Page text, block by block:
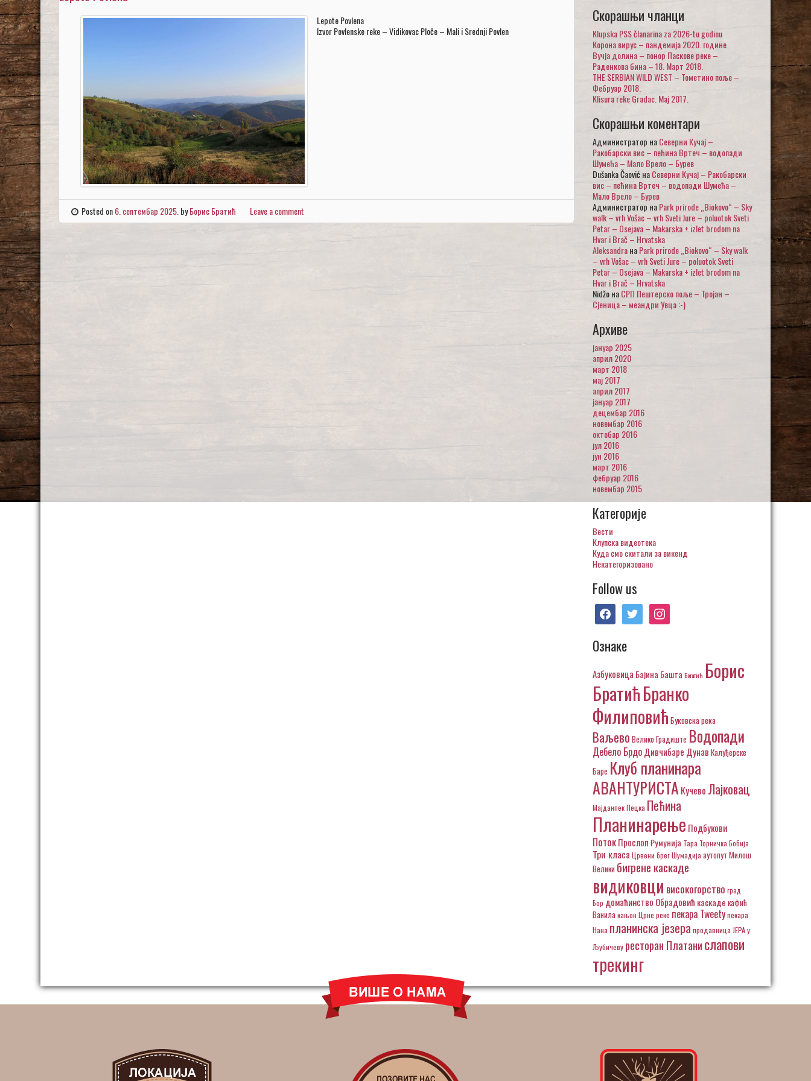
Lepote Povlena
Izvor Povlenske reke – Vidikovac Ploče – Mali i Srednji Povlen
Posted on6. септембар 2025. byБорис Братић Leave a comment
Скорашњи чланци
Klupska PSS članarina za 2026-tu godinu
Корона вирус – пандемија 2020. године
Вучја долина – понор Паскове реке –
Раденкова бина – 18. Март 2018.
THE SERBIAN WILD WEST – Тометино поље –
Фебруар 2018.
Klisura reke Gradac. Maj 2017.
Скорашњи коментари
Администратор наСеверни Кучај –
Ракобарски вис – пећина Вртеч – водопади
Шумећа – Мало Врело – Бурев
Dušanka ČaovićнаСеверни Кучај – Ракобарски
вис – пећина Вртеч – водопади Шумећа –
Мало Врело – Бурев
Администратор наPark prirode „Biokovo“ – Sky
walk – vrh Vošac – vrh Sveti Jure – poluotok Sveti
Petar – Osejava – Makarska + izlet brodom na
Hvar i Brač – Hrvatska
AleksandraнаPark prirode „Biokovo“ – Sky walk
– vrh Vošac – vrh Sveti Jure – poluotok Sveti
Petar – Osejava – Makarska + izlet brodom na
Hvar i Brač – Hrvatska
NidžoнаСРП Пештерско поље – Тројан –
Сјеница – меандри Увца :-)
Архиве
јануар 2025
април 2020
март 2018
мај 2017
април 2017
јануар 2017
децембар 2016
новембар 2016
октобар 2016
јул 2016
јун 2016
март 2016
фебруар 2016
новембар 2015
Категорије
Вести
Клупска видеотека
Куда смо скитали за викенд
Некатегоризовано
Follow us
facebooktwitter instagram
Ознаке
Азбуковица Бајина Башта Богатић Борис
БратићБранко
Филиповић Буковска река
Ваљево Велико Градиште Водопади
Дебело БрдоДивчибаре Дунав Калуђерске
Баре Клуб планинара
АВАНТУРИСТА Кучево Лајковац
МајданпекПецка Пећина
Планинарење Подбукови
ПотокПрослоп Румунија Тара Торничка Бобија
Три класа Црвени брегШумадија аутопут Милош
Велики бигрене каскаде
видиковци високогорство град
Бор домаћинство Обрадовић каскаде кафић
Ванила кањон Црне реке пекара Tweetyпекара
Нана планинска језера продавница ЈЕРА у
Љубичеву ресторан Платанислапови
трекинг